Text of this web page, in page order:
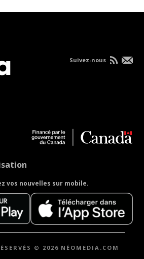
vos nouvelles sur mobile.
Suivez-nous
© 2026 NÉOMEDIA.COM